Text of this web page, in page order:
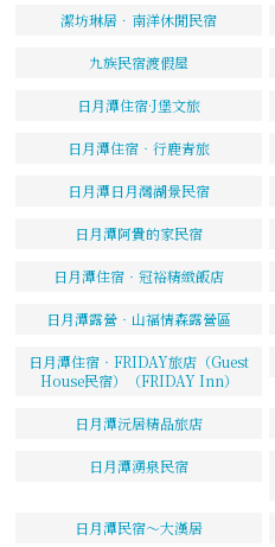
潔坊琳居．南洋休閒民宿
九族民宿渡假屋
日月潭住宿·J堡文旅
日月潭住宿‧行鹿青旅
日月潭日月灣湖景民宿
日月潭阿貴的家民宿
日月潭住宿‧冠裕精緻飯店
日月潭露營‧山福情森露營區
日月潭住宿‧FRIDAY旅店（Guest
House民宿）（FRIDAY Inn）
日月潭沅居精品旅店
日月潭湧泉民宿
日月潭民宿～大漢居